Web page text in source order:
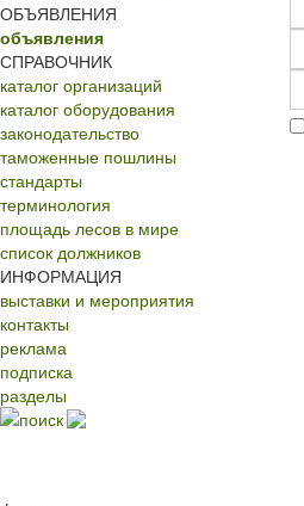
ОБЪЯВЛЕНИЯ
объявления
СПРАВОЧНИК
каталог организаций
каталог оборудования
законодательство
таможенные пошлины
стандарты
терминология
площадь лесов в мире
список должников
ИНФОРМАЦИЯ
выставки и мероприятия
контакты
реклама
подписка
разделы
поиск